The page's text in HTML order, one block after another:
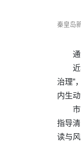
秦皇岛
治理”
内生
指导
读与